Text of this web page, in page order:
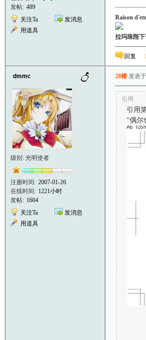
发帖: 489
关注Ta
发消息
用道具
Raison
拉玛珠陛
回复
dmmc
级别: 光明使者
注册时间: 2007-01-26
在线时间: 1221小时
发帖: 1604
关注Ta
发消息
用道具
28楼 发表
引用
引用
“偶尔